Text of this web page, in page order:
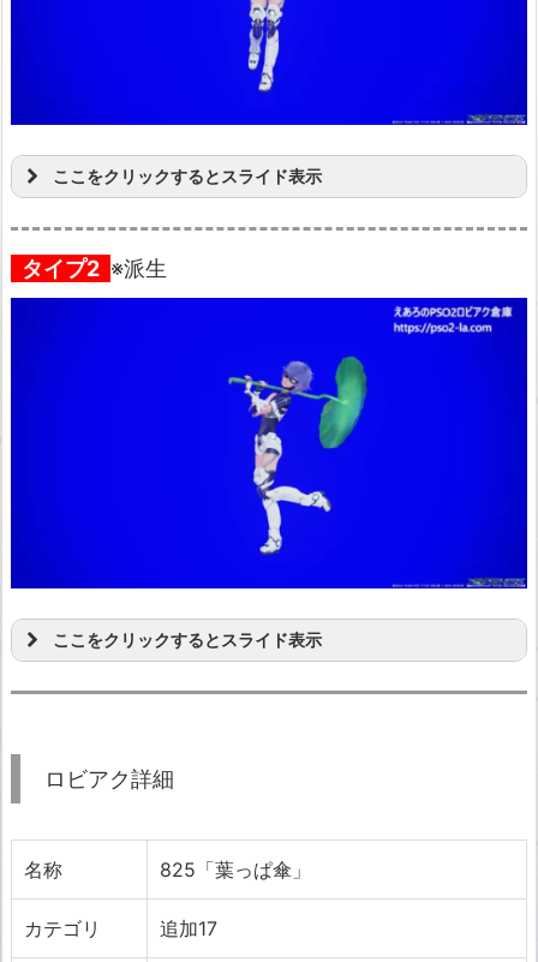
ここをクリックするとスライド表示
タイプ2 ※派生
ここをクリックするとスライド表示
ロビアク詳細
名称 825「葉っぱ傘」
カテゴリ 追加17